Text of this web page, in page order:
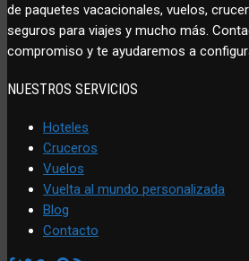
de paquetes vacacionales, vuelos,
seguros para viajes y mucho más.
compromiso y te ayudaremos a
NUESTROS SERVICIOS
Hoteles
Cruceros
Vuelos
Vuelta al mundo personalizada
Blog
Contacto